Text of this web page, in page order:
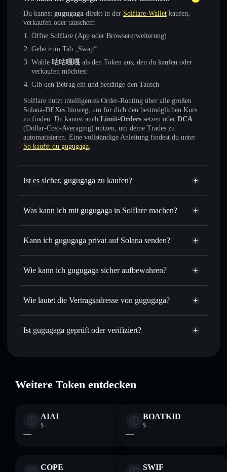
Du kannst gugugaga direkt in der Solflare-Wallet kaufen,
verkaufen oder tauschen:
Öffne Solflare (App oder Browsererweiterung)
Gehe zum Tab „Swap“
Wähle 咕咕嘎嘎 als den Token aus, den du kaufen oder
verkaufen möchtest
Gib den Betrag ein und bestätige den Tausch
Solflare nutzt intelligentes Order-Routing über alle großen
Solana-DEXes hinweg, um für dich den bestmöglichen Kurs
zu finden. Du kannst auch Limit-Orders setzen oder DCA
(Dollar-Cost-Averaging) nutzen, um deine Trades zu
automatisieren. Eine vollständige Anleitung findest du unter
So kaufst du gugugaga.
Ist es sicher, gugugaga zu kaufen?
gugugaga verifizierter Token
Was kann ich mit gugugaga in Solflare machen?
gugugaga
Solflare-Wallet
Sofort tauschen– handle 咕咕嘎嘎 gegen SOL, USDC
Order Routing zum bestmöglichen Kurs
Limit-Orders setzen– automatisiere Trades zu deinem
per Durchschnittskosteneffekt in 咕咕嘎嘎 einsteigen
Privat senden– übertrage 咕咕嘎嘎, ohne Wallets
integrierten Privacy Aggregators
kontrollierst
Kann ich gugugaga privat auf Solana senden?
Solflare-Wallet
Privacy
Wie kann ich gugugaga sicher aufbewahren?
gugugaga
Wie lautet die Vertragsadresse von gugugaga?
gugugaga
Ist gugugaga geprüft oder verifiziert?
Weitere Token entdecken
AIAI
$—
—
BOATKID
$—
—
COPE SWIF